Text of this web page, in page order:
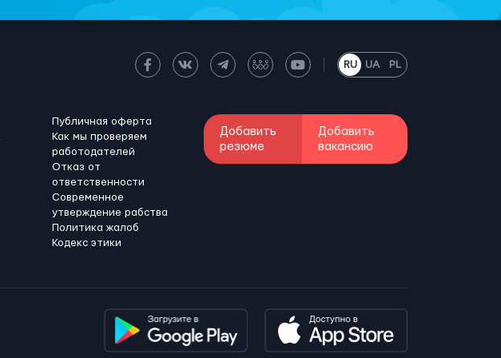
RU UA PL
Публичная оферта
Как мы проверяем
работодателей
Отказ от
ответственности
Современное
утверждение рабства
Политика жалоб
Кодекс этики
Добавить
резюме
Добавить
вакансию